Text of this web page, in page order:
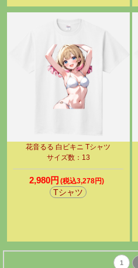
花音るる 白ビキニ Tシャツ
サイズ数：13
2,980円 (税込3,278円)
Tシャツ
1